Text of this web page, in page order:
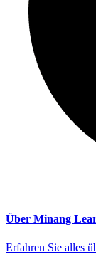
Über Minang
Erfahren Sie alles